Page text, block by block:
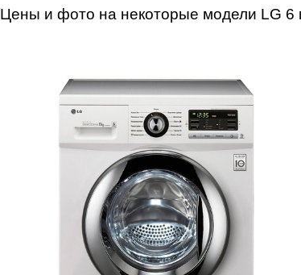
Цены и фото на некоторые модели LG 6